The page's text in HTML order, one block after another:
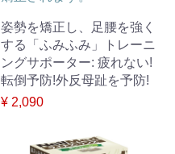
姿勢を矯正し、足腰を強く
する「ふみふみ」トレーニ
ングサポーター: 疲れない!
転倒予防!外反母趾を予防!
¥ 2,090